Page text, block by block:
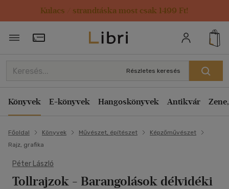
Kulacs / strandtáska most csak 1499 Ft!
Törzsvásárlói Kártya adatai
Részletes keresés
Könyvek E-könyvek Hangoskönyvek Antikvár
Főoldal Könyvek Művészet, építészet
Képzőművészet
Rajz, grafika
Péter László
Tollrajzok - Barangolások délvidéki